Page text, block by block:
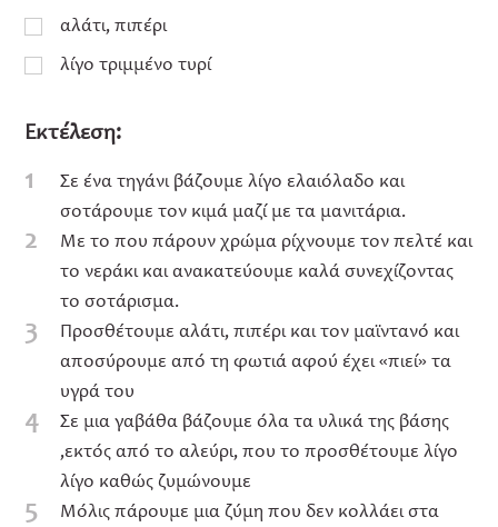
αλάτι, πιπέρι
λίγο τριμμένο τυρί
Εκτέλεση:
1
Σε ένα τηγάνι βάζουμε λίγο ελαιόλαδο και
σοτάρουμε τον κιμά μαζί με τα μανιτάρια.
2
Με το που πάρουν χρώμα ρίχνουμε τον πελτέ και
το νεράκι και ανακατεύουμε καλά συνεχίζοντας
το σοτάρισμα.
3
Προσθέτουμε αλάτι, πιπέρι και τον μαϊντανό και
αποσύρουμε από τη φωτιά αφού έχει «πιεί» τα
υγρά του
4
Σε μια γαβάθα βάζουμε όλα τα υλικά της βάσης
,εκτός από το αλεύρι, που το προσθέτουμε λίγο
λίγο καθώς ζυμώνουμε
5 Μόλις πάρουμε μια ζύμη που δεν κολλάει στα